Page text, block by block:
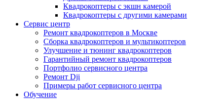
Квадрокоптеры с экшн камерой
Квадрокоптеры с другими камерами
Сервис центр
Ремонт квадрокоптеров в Москве
Сборка квадрокоптеров и мультикоптеров
Улучшение и тюнинг квадрокоптеров
Гарантийный ремонт квадрокоптеров
Портфолио сервисного центра
Ремонт Dji
Примеры работ сервисного центра
Обучение